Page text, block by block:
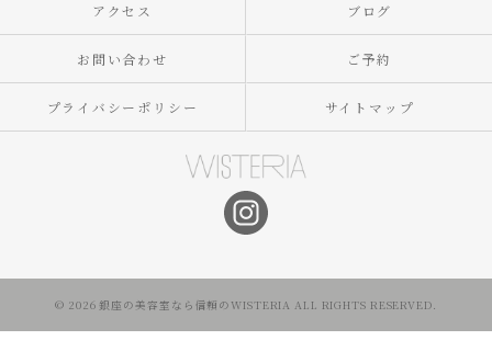
アクセス ブログ
お問い合わせ ご予約
プライバシーポリシー サイトマップ
© 2026 銀座の美容室なら信頼のWISTERIA ALL RIGHTS RESERVED.